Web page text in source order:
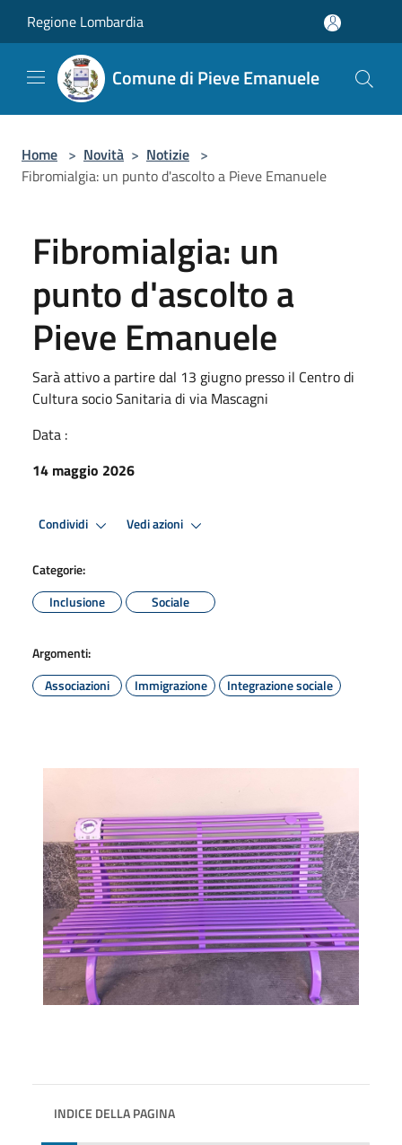
Regione Lombardia
Comune di Pieve Emanuele
Home > Novità > Notizie >
Fibromialgia: un punto d'ascolto a Pieve Emanuele
Fibromialgia: un
punto d'ascolto a
Pieve Emanuele
Sarà attivo a partire dal 13 giugno presso il Centro di
Cultura socio Sanitaria di via Mascagni
Data :
14 maggio 2026
Condividi Vedi azioni
Categorie:
Inclusione
Sociale
Argomenti:
Associazioni
Immigrazione Integrazione sociale
INDICE DELLA PAGINA